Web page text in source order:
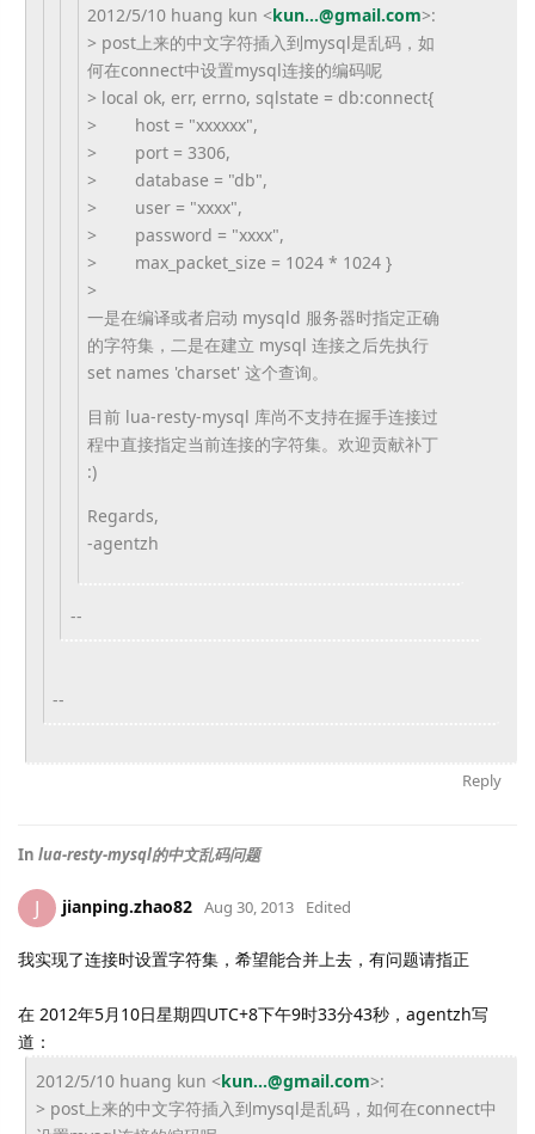
2012/5/10 huang kun <kun...@gmail.com>:
> post上来的中文字符插入到mysql是乱码， 如
何在connect中设置mysql连接的编码呢
> local ok, err, errno, sqlstate = db:connect{
> host = "xxxxxx",
> port = 3306,
> database = "db",
> user = "xxxx",
> password = "xxxx",
> max_packet_size = 1024 * 1024 }
>
一是在编译或者启动 mysqld 服务器时指定正确
的字符集，二是在建立 mysql 连接之后先执行
set names 'charset' 这个查询。
目前 lua-resty-mysql 库尚不支持在握手连接过
程中直接指定当前连接的字符集。 欢迎贡献补丁
:)
Regards,
-agentzh
--
--
Reply
In lua-resty-mysql的中文乱码问题
J jianping.zhao82 Aug 30, 2013 Edited
我实现了连接时设置字符集，希望能合并上去，有问题请指正
在 2012年5月10日星期四UTC+8下午9时33分43秒，agentzh写
道：
2012/5/10 huang kun <kun...@gmail.com>:
> post上来的中文字符插入到mysql是乱码， 如何在connect中